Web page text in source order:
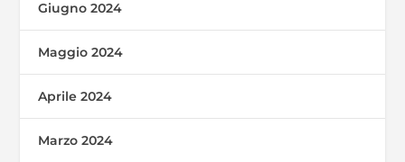
Giugno 2024
Maggio 2024
Aprile 2024
Marzo 2024